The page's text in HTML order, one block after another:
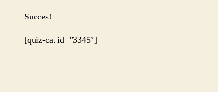
Succes!
[quiz-cat id=”3345″]